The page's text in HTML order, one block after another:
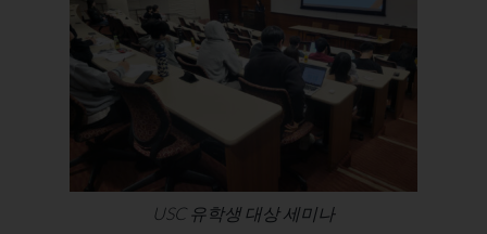
USC 유학생 대상 세미나